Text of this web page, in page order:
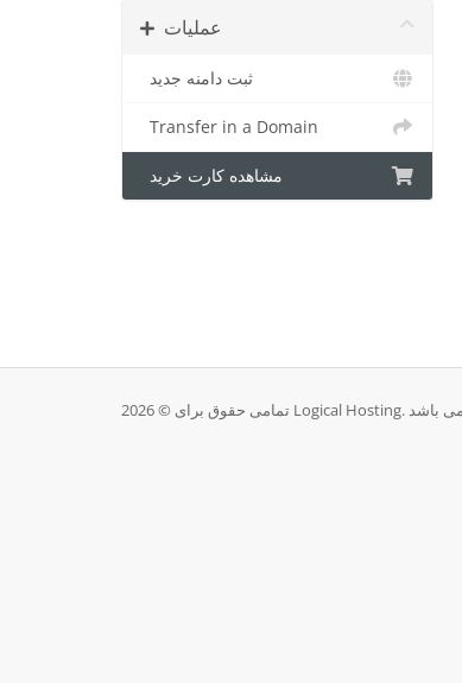
عملیات
ثبت دامنه جدید
Transfer in a Domain
مشاهده کارت خرید